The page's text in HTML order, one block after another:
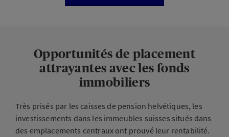
Opportunités de placement
attrayantes avec les fonds
immobiliers
Très prisés par les caisses de pension helvétiques, les
investissements dans les immeubles suisses situés dans
des emplacements centraux ont prouvé leur rentabilité.